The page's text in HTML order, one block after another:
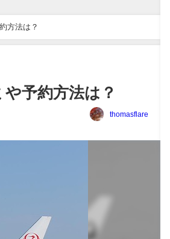
方法は？
予約方法は？
thomasflare